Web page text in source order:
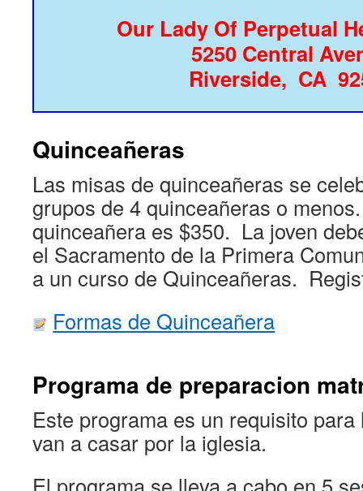
Our Lady Of Perpetual
5250 Central
Riverside, CA
Quinceañeras
Las misas de quinceañeras se
grupos de 4 quinceañeras o
quinceañera es $350. La joven
el Sacramento de la Primera
a un curso de Quinceañeras.
Formas de Quinceañera
Programa de preparacion
Este programa es un requisito
van a casar por la iglesia.